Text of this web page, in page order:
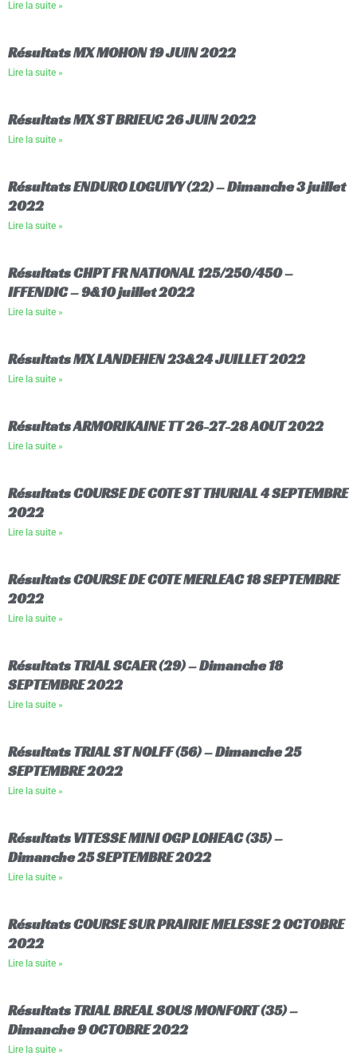
Lire la suite »
Résultats MX MOHON 19 JUIN 2022
Lire la suite »
Résultats MX ST BRIEUC 26 JUIN 2022
Lire la suite »
Résultats ENDURO LOGUIVY (22) – Dimanche 3 juillet
2022
Lire la suite »
Résultats CHPT FR NATIONAL 125/250/450 –
IFFENDIC – 9&10 juillet 2022
Lire la suite »
Résultats MX LANDEHEN 23&24 JUILLET 2022
Lire la suite »
Résultats ARMORIKAINE TT 26-27-28 AOUT 2022
Lire la suite »
Résultats COURSE DE COTE ST THURIAL 4 SEPTEMBRE
2022
Lire la suite »
Résultats COURSE DE COTE MERLEAC 18 SEPTEMBRE
2022
Lire la suite »
Résultats TRIAL SCAER (29) – Dimanche 18
SEPTEMBRE 2022
Lire la suite »
Résultats TRIAL ST NOLFF (56) – Dimanche 25
SEPTEMBRE 2022
Lire la suite »
Résultats VITESSE MINI OGP LOHEAC (35) –
Dimanche 25 SEPTEMBRE 2022
Lire la suite »
Résultats COURSE SUR PRAIRIE MELESSE 2 OCTOBRE
2022
Lire la suite »
Résultats TRIAL BREAL SOUS MONFORT (35) –
Dimanche 9 OCTOBRE 2022
Lire la suite »